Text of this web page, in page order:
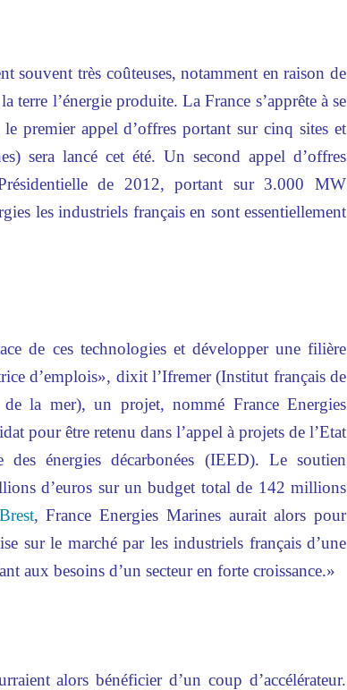
souvent très coûteuses, notamment en raison de
terre l’énergie produite. La France s’apprête à se
premier appel d’offres portant sur cinq sites et
sera lancé cet été. Un second appel d’offres
de 2012, portant sur 3.000 MW
les industriels français en sont essentiellement
de ces technologies et développer une filière
d’emplois», dixit l’Ifremer (Institut français de
de la mer), un projet, nommé France Energies
pour être retenu dans l’appel à projets de l’Etat
énergies décarbonées (IEED). Le soutien
d’euros sur un budget total de 142 millions
Brest, France Energies Marines aurait alors pour
sur le marché par les industriels français d’une
aux besoins d’un secteur en forte croissance.»
alors bénéficier d’un coup d’accélérateur.